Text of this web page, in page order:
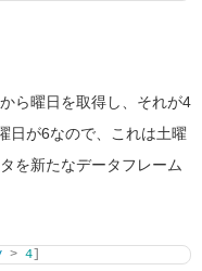
ら曜日を取得し、それが4
日が6なので、これは土曜
を新たなデータフレーム
> 4]